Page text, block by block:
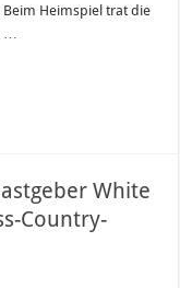
Heimspiel trat die
White
Country-